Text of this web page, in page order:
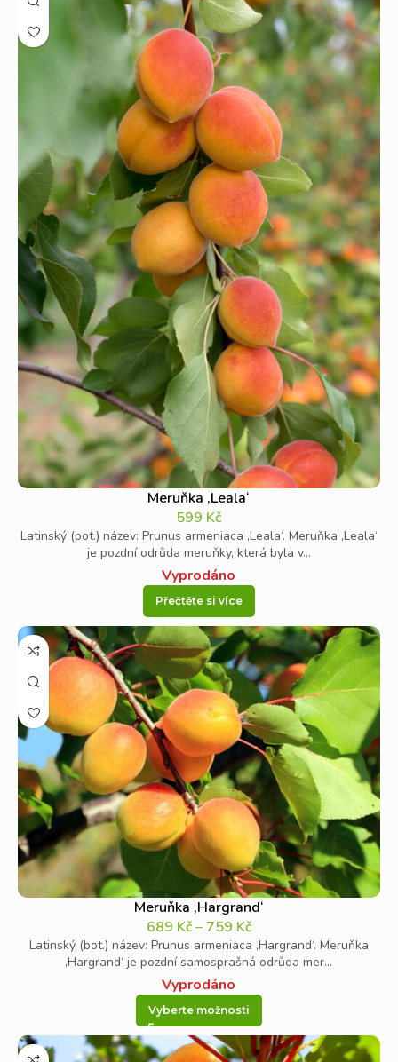
Meruňka ‚Leala‘
599 Kč
Latinský (bot.) název: Prunus armeniaca ‚Leala‘. Meruňka ‚Leala‘
je pozdní odrůda meruňky, která byla v...
Vyprodáno
Přečtěte si více
Meruňka ‚Hargrand‘
689 Kč– 759 Kč
Latinský (bot.) název: Prunus armeniaca ‚Hargrand‘. Meruňka
‚Hargrand‘ je pozdní samosprašná odrůda mer...
Vyprodáno
Vyberte možnosti